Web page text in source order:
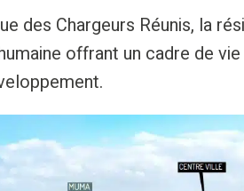
des Chargeurs Réunis, la
offrant un cadre de